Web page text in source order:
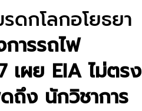
ดกโลกอโยธยา
ารรถไฟ
เผย EIA ไม่ตรง
ถึง นักวิชาการ